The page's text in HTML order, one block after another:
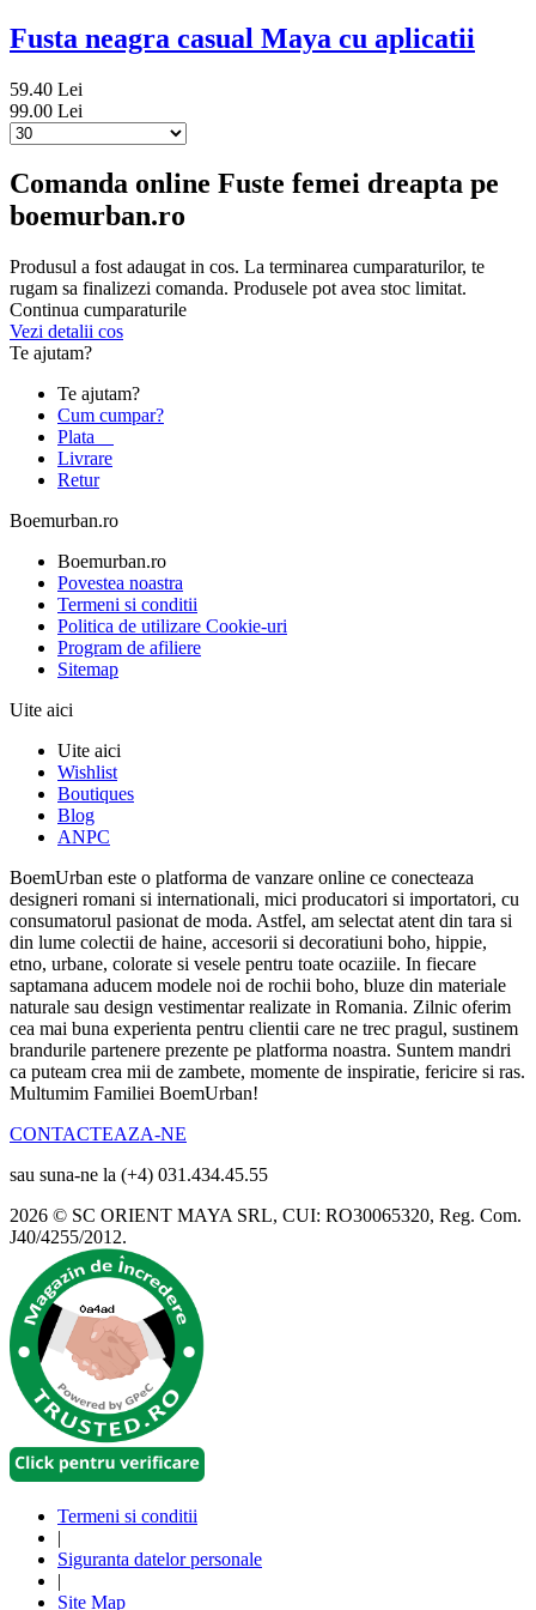
Fusta neagra casual Maya cu aplicatii
59.40 Lei
99.00 Lei
Comanda online Fuste femei dreapta pe
boemurban.ro
Produsul a fost adaugat in cos. La terminarea cumparaturilor, te
rugam sa finalizezi comanda. Produsele pot avea stoc limitat.
Continua cumparaturile
Vezi detalii cos
Te ajutam?
Te ajutam?
Cum cumpar?
Plata
Livrare
Retur
Boemurban.ro
Boemurban.ro
Povestea noastra
Termeni si conditii
Politica de utilizare Cookie-uri
Program de afiliere
Sitemap
Uite aici
Uite aici
Wishlist
Boutiques
Blog
ANPC
BoemUrban este o platforma de vanzare online ce conecteaza
designeri romani si internationali, mici producatori si importatori, cu
consumatorul pasionat de moda. Astfel, am selectat atent din tara si
din lume colectii de haine, accesorii si decoratiuni boho, hippie,
etno, urbane, colorate si vesele pentru toate ocaziile. In fiecare
saptamana aducem modele noi de rochii boho, bluze din materiale
naturale sau design vestimentar realizate in Romania. Zilnic oferim
cea mai buna experienta pentru clientii care ne trec pragul, sustinem
brandurile partenere prezente pe platforma noastra. Suntem mandri
ca puteam crea mii de zambete, momente de inspiratie, fericire si ras.
Multumim Familiei BoemUrban!
CONTACTEAZA-NE
sau suna-ne la (+4) 031.434.45.55
2026 © SC ORIENT MAYA SRL, CUI: RO30065320, Reg. Com.
J40/4255/2012.
Termeni si conditii
|
Siguranta datelor personale
|
Site Map